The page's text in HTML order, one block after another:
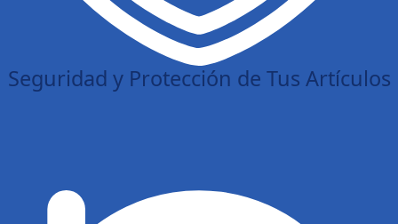
Seguridad y Protección de Tus Artículos